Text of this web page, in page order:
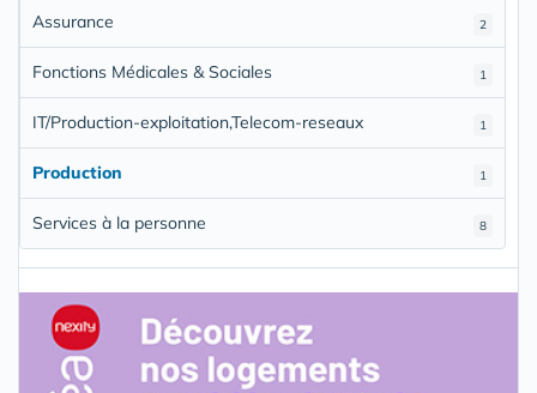
2
Assurance
1
Fonctions Médicales & Sociales
1
IT/Production-exploitation,Telecom-reseaux
1
Production
8
Services à la personne